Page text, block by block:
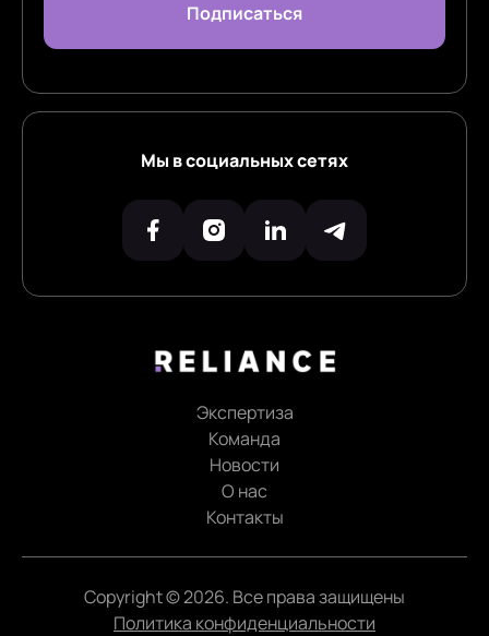
Мы в социальных сетях
Экспертиза
Команда
Новости
О нас
Контакты
Copyright © 2026. Все права защищены
Политика конфиденциальности